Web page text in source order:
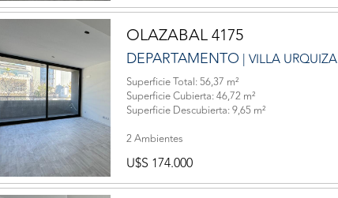
OLAZABAL 4175
DEPARTAMENTO | VILLA URQUIZA
Superficie Total: 56,37 m²
Superficie Cubierta: 46,72 m²
Superficie Descubierta: 9,65 m²
2 Ambientes
U$S 174.000